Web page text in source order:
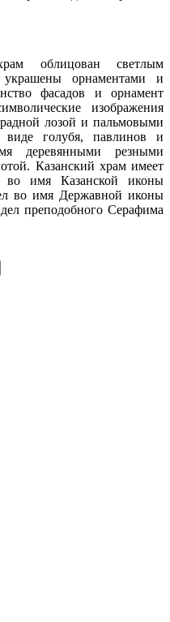
облицован светлым
орнаментами и
фасадов и орнамент
изображения
лозой и пальмовыми
голубя, павлинов и
деревянными резными
Казанский храм имеет
имя Казанской иконы
во имя Державной иконы
преподобного Серафима